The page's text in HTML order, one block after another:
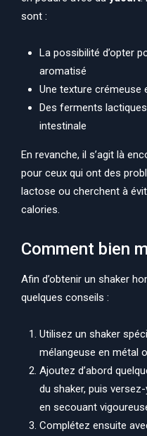
sont :
La possibilité d’opter
aromatisé
Une texture crémeuse
Des ferments
intestinale
En revanche, il s’agit là
pour ceux qui ont des
lactose ou cherchent à
calories.
Comment bien
Afin d’obtenir un shaker
quelques conseils :
Utilisez un shaker
mélangeuse en métal
Ajoutez d’abord
du shaker, puis
en secouant
Complétez ensuite